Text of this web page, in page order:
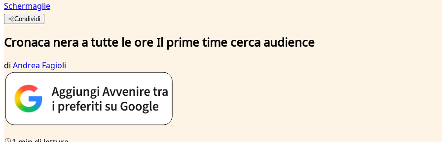
Schermaglie
Condividi
Cronaca nera a tutte le ore Il prime time cerca audience
di Andrea Fagioli